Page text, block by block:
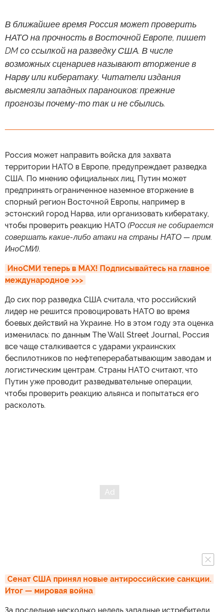
В ближайшее время Россия может проверить
НАТО на прочность в Восточной Европе, пишет
DM со ссылкой на разведку США. В числе
возможных сценариев называют вторжение в
Нарву или кибератаку. Читатели издания
высмеяли западных параноиков: прежние
прогнозы почему-то так и не сбылись.
Россия может направить войска для захвата
территории НАТО в Европе, предупреждает разведка
США. По мнению официальных лиц, Путин может
предпринять ограниченное наземное вторжение в
спорный регион Восточной Европы, например в
эстонский город Нарва, или организовать кибератаку,
чтобы проверить реакцию НАТО (Россия не собирается
совершать какие-либо атаки на страны НАТО — прим.
ИноСМИ).
ИноСМИ теперь в MAX! Подписывайтесь на главное
международное >>>
До сих пор разведка США считала, что российский
лидер не решится провоцировать НАТО во время
боевых действий на Украине. Но в этом году эта оценка
изменилась: по данным The Wall Street Journal, Россия
все чаще сталкивается с ударами украинских
беспилотников по нефтеперерабатывающим заводам и
логистическим центрам. Страны НАТО считают, что
Путин уже проводит разведывательные операции,
чтобы проверить реакцию альянса и попытаться его
расколоть.
Сенат США принял новые антироссийские санкции.
Итог — мировая война